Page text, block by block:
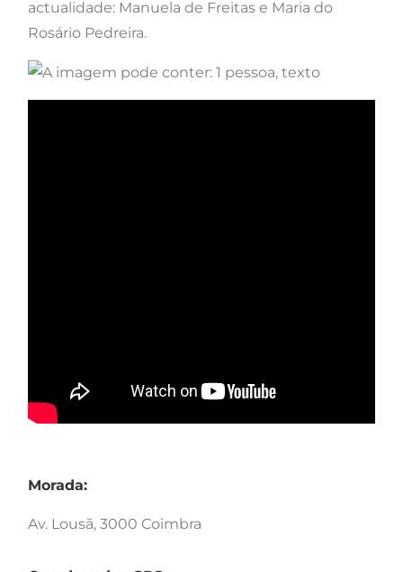
actualidade: Manuela de Freitas e Maria do
Rosário Pedreira.
Morada:
Av. Lousã, 3000 Coimbra